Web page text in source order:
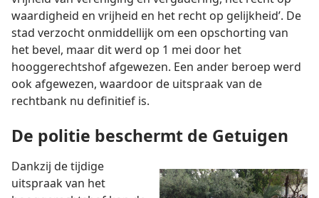
waardigheid en vrijheid en het recht op gelijkheid’. De
stad verzocht onmiddellijk om een opschorting van
het bevel, maar dit werd op 1 mei door het
hooggerechtshof afgewezen. Een ander beroep werd
ook afgewezen, waardoor de uitspraak van de
rechtbank nu definitief is.
De politie beschermt de Getuigen
Dankzij de tijdige
uitspraak van het